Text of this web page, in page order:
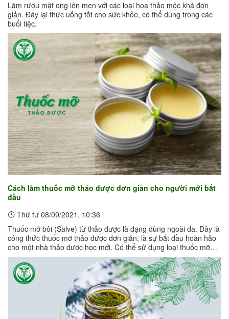
Làm rượu mật ong lên men với các loại hoa thảo mộc khá đơn
giản. Đây lại thức uống tốt cho sức khỏe, có thể dùng trong các
buổi tiệc.
Cách làm thuốc mỡ thảo dược đơn giản cho người mới bắt
đầu
Thứ tư 08/09/2021, 10:36
Thuốc mỡ bôi (Salve) từ thảo dược là dạng dùng ngoài da. Đây là
công thức thuốc mỡ thảo dược đơn giản, là sự bắt đầu hoàn hảo
cho một nhà thảo dược học mới. Có thể sử dụng loại thuốc mỡ
này để bôi ...